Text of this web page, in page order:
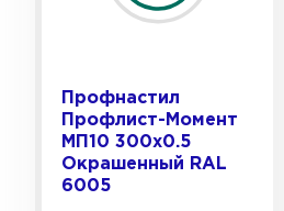
Профнастил
Профлист-Момент
МП10 300х0.5
Окрашенный RAL
6005